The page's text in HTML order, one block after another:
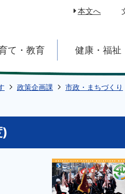
本文へ
て・教育 健康・福祉
政策企画課 市政・まちづくり